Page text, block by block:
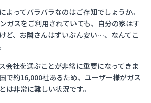
よってバラバラなのはご存知でしょうか。
ガスをご利用されていても、自分の家はす
ど、お隣さんはずいぶん安い…、なんてこ
会社を選ぶことが非常に重要になってきま
で約16,000社あるため、ユーザー様がガス
は非常に難しい状況です。